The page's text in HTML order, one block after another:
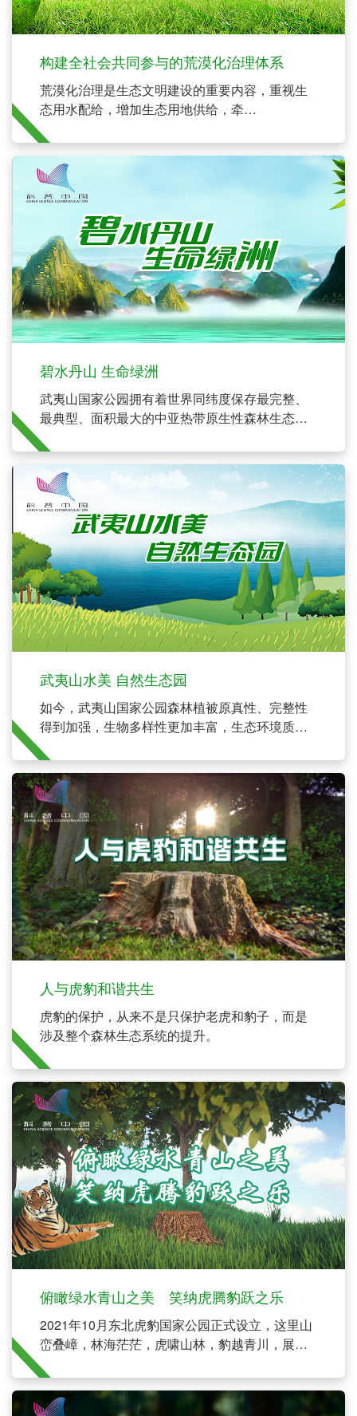
构建全社会共同参与的荒漠化治理体系
荒漠化治理是生态文明建设的重要内容，重视生
态用水配给，增加生态用地供给，牵
住“水”和“地”这个牛鼻子，是改善生态环境的必由
之路，统筹推进山水林田湖草沙系统治理任重道
远。
碧水丹山 生命绿洲
武夷山国家公园拥有着世界同纬度保存最完整、
最典型、面积最大的中亚热带原生性森林生态系
统，数千种野生动物的踪迹出现在这里，并且不
断有新物种被发现。
武夷山水美 自然生态园
如今，武夷山国家公园森林植被原真性、完整性
得到加强，生物多样性更加丰富，生态环境质量
稳中向好。
人与虎豹和谐共生
虎豹的保护，从来不是只保护老虎和豹子，而是
涉及整个森林生态系统的提升。
俯瞰绿水青山之美 笑纳虎腾豹跃之乐
2021年10月东北虎豹国家公园正式设立，这里山
峦叠嶂，林海茫茫，虎啸山林，豹越青川，展现
出一派人与自然和谐共生的美好景象